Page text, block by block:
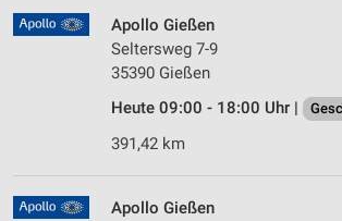
Apollo Gießen
Seltersweg 7-9
35390 Gießen
Heute 09:00 - 18:00 Uhr |
391,42 km
Apollo Gießen